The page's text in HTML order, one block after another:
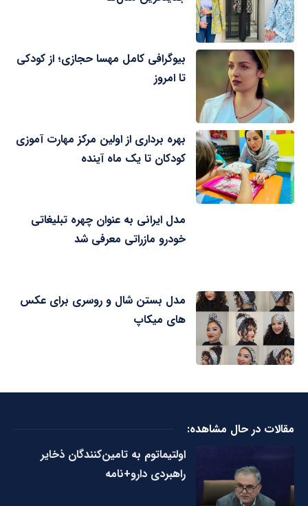
بیوگرافی کامل مهسا حجازی؛ از کودکی
تا امروز
بهره برداری از اولین مرکز مهارت آموزی
کودکان تا یک ماه آینده
مدل ایرانی به عنوان چهره تبلیغاتی
خودرو مازراتی معرفی شد
مدل بستن شال و روسری برای عکس
های میکاپ
مقالات در حال مشاهده:
اولتیماتوم به تامین‌کنندگان ذخایر
راهبردی دارو+نامه